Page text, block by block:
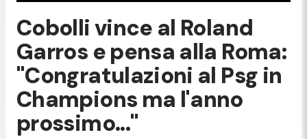
Cobolli vince al Roland
Garros e pensa alla Roma:
"Congratulazioni al Psg in
Champions ma l'anno
prossimo..."